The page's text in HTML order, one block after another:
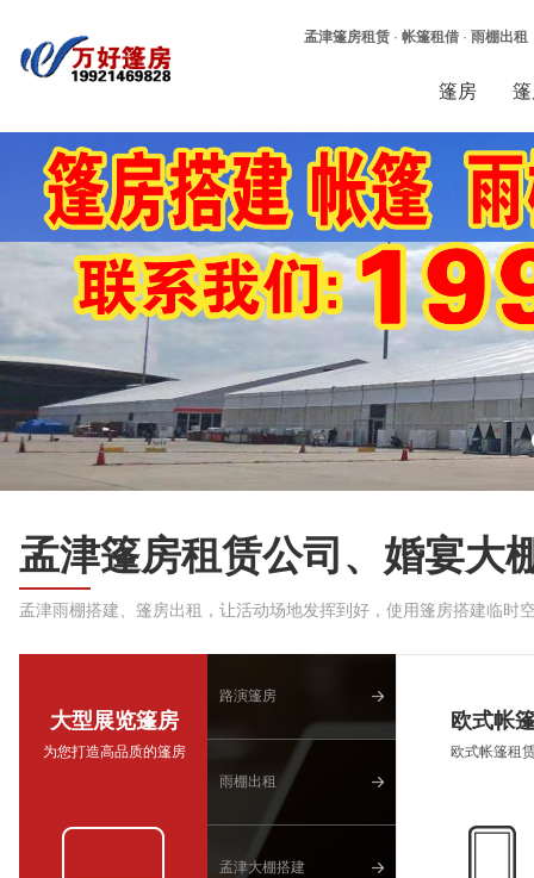
孟津篷房租赁· 帐篷租借· 雨棚出租
篷房
孟津篷房租赁公司、婚宴大
孟津雨棚搭建、篷房出租，让活动场地发挥到好，使用篷房搭建临时
大型展览篷房
为您打造高品质的篷房
路演篷房
雨棚出租
孟津大棚搭建
欧式帐
欧式帐篷租